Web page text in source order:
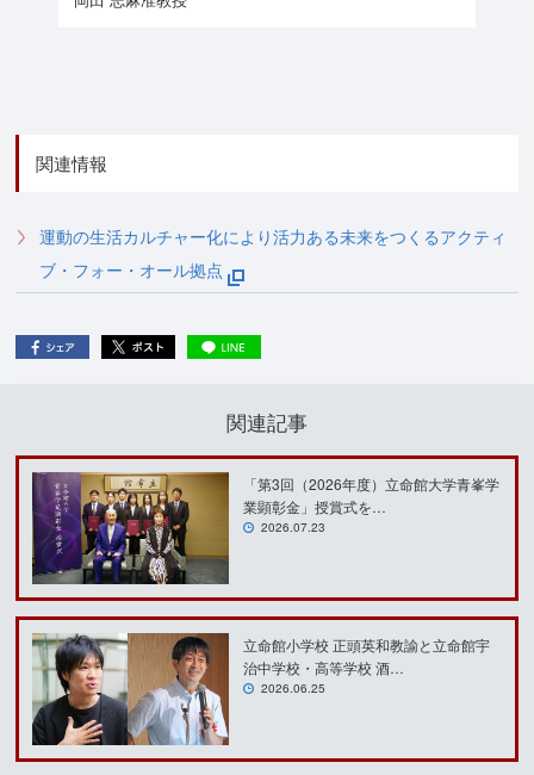
関連情報
運動の生活カルチャー化により活力ある未来をつくるアクティ
ブ・フォー・オール拠点
関連記事
「第3回（2026年度）立命館大学青峯学
業顕彰金」授賞式を…
2026.07.23
立命館小学校 正頭英和教諭と立命館宇
治中学校・高等学校 酒…
2026.06.25